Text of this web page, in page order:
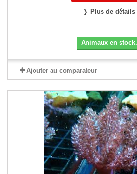
Plus de détails
Animaux en stock.
Ajouter au comparateur